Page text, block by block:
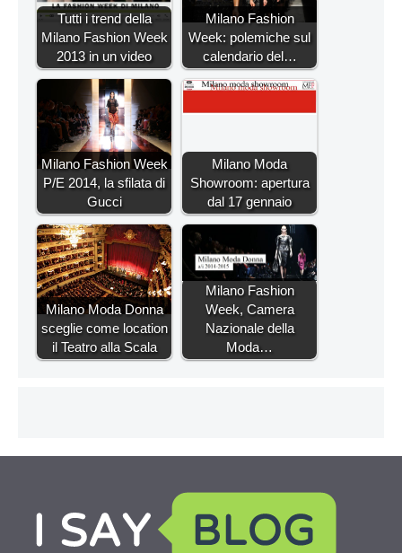
Tutti i trend della
Milano Fashion Week
2013 in un video
Milano Fashion
Week: polemiche sul
calendario del…
Milano Fashion Week
P/E 2014, la sfilata di
Gucci
Milano Moda
Showroom: apertura
dal 17 gennaio
Milano Moda Donna
sceglie come location
il Teatro alla Scala
Milano Fashion
Week, Camera
Nazionale della
Moda…